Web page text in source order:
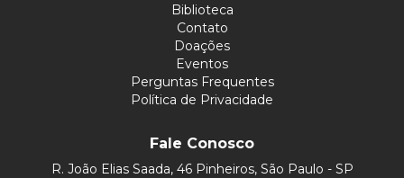
Biblioteca
Contato
Doações
Eventos
Perguntas Frequentes
Política de Privacidade
Fale Conosco
R. João Elias Saada, 46 Pinheiros, São Paulo - SP